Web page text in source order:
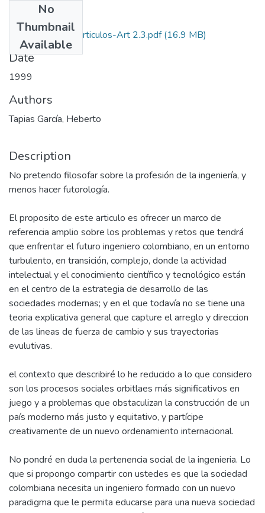
No
Thumbnail
Available
1999-V17-N2-Articulos-Art 2.3.pdf(16.9 MB)
Date
1999
Authors
Tapias García, Heberto
Description
No pretendo filosofar sobre la profesión de la ingeniería, y
menos hacer futorología.
El proposito de este articulo es ofrecer un marco de
referencia amplio sobre los problemas y retos que tendrá
que enfrentar el futuro ingeniero colombiano, en un entorno
turbulento, en transición, complejo, donde la actividad
intelectual y el conocimiento científico y tecnológico están
en el centro de la estrategia de desarrollo de las
sociedades modernas; y en el que todavía no se tiene una
teoria explicativa general que capture el arreglo y direccion
de las lineas de fuerza de cambio y sus trayectorias
evulutivas.
el contexto que describiré lo he reducido a lo que considero
son los procesos sociales orbitlaes más significativos en
juego y a problemas que obstaculizan la construcción de un
país moderno más justo y equitativo, y partícipe
creativamente de un nuevo ordenamiento internacional.
No pondré en duda la pertenencia social de la ingenieria. Lo
que si propongo compartir con ustedes es que la sociedad
colombiana necesita un ingeniero formado con un nuevo
paradigma que le permita educarse para una nueva sociedad